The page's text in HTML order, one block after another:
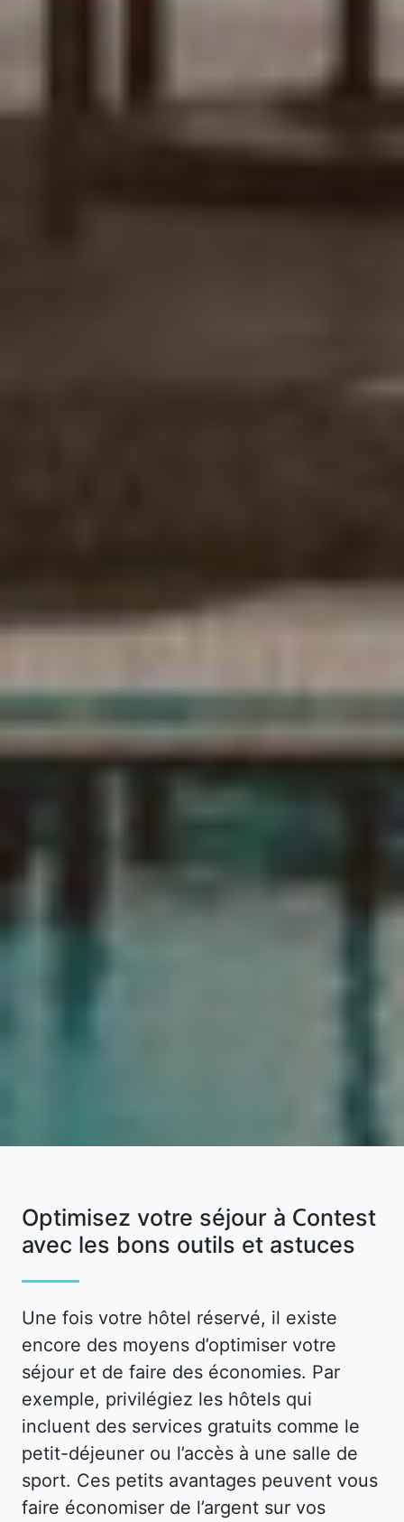
Optimisez votre séjour à Contest
avec les bons outils et astuces
Une fois votre hôtel réservé, il existe
encore des moyens d’optimiser votre
séjour et de faire des économies. Par
exemple, privilégiez les hôtels qui
incluent des services gratuits comme le
petit-déjeuner ou l’accès à une salle de
sport. Ces petits avantages peuvent vous
faire économiser de l’argent sur vos